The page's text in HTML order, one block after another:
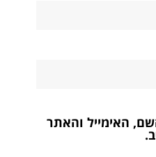
האימייל והאתר